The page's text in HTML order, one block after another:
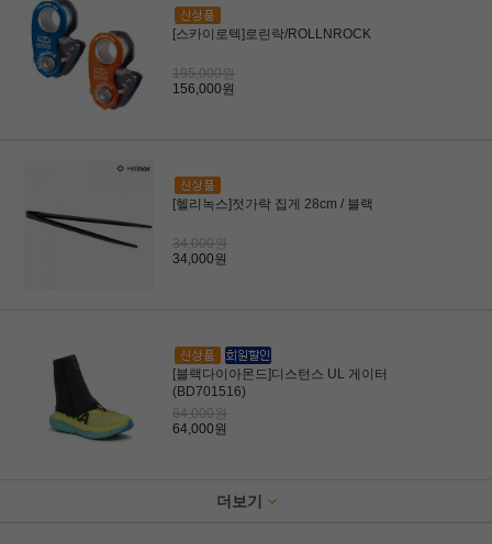
[스카이로텍]로린락/ROLLNROCK
195,000원
156,000원
[헬리녹스]젓가락 집게 28cm / 블랙
34,000원
34,000원
[블랙다이아몬드]디스턴스 UL 게이터
(BD701516)
64,000원
64,000원
더보기